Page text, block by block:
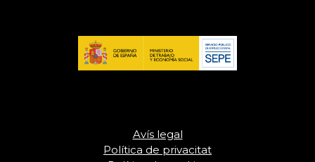
Avís legal
Política de privacitat